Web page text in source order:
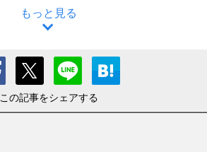
もっと見る
この記事をシェアする